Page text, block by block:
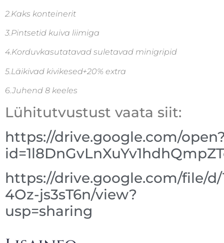
2.Kaks konteinerit
3.Pintsetid kuiva liimiga
4.Korduvkasutatavad suletavad minigripid
5.Läikivad kivikesed+20% extra
6.Juhend 8 keeles
Lühitutvustust vaata siit:
https://drive.google.com/
https://drive.google.com/file/d/
4Oz-js3sT6n/view?
usp=sharing